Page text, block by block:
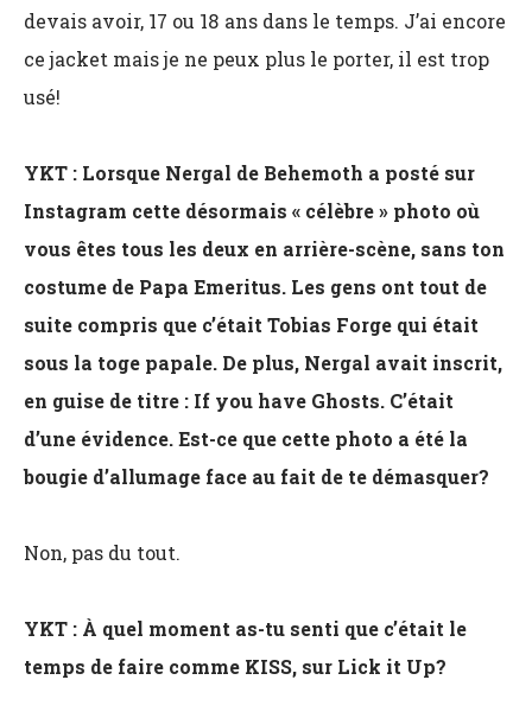
devais avoir, 17 ou 18 ans dans le temps. J’ai encore
ce jacket mais je ne peux plus le porter, il est trop
usé!
YKT : Lorsque Nergal de Behemoth a posté sur
Instagram cette désormais « célèbre » photo où
vous êtes tous les deux en arrière-scène, sans ton
costume de Papa Emeritus. Les gens ont tout de
suite compris que c’était Tobias Forge qui était
sous la toge papale. De plus, Nergal avait inscrit,
en guise de titre : If you have Ghosts. C’était
d’une évidence. Est-ce que cette photo a été la
bougie d’allumage face au fait de te démasquer?
Non, pas du tout.
YKT : À quel moment as-tu senti que c’était le
temps de faire comme KISS, sur Lick it Up?